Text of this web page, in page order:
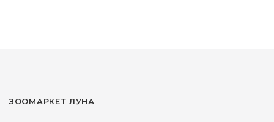
ЗООМАРКЕТ ЛУНА